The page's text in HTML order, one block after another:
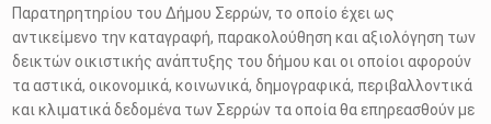
Παρατηρητηρίου του Δήμου Σερρών, το οποίο έχει ως
αντικείμενο την καταγραφή, παρακολούθηση και αξιολόγηση των
δεικτών οικιστικής ανάπτυξης του δήμου και οι οποίοι αφορούν
τα αστικά, οικονομικά, κοινωνικά, δημογραφικά, περιβαλλοντικά
και κλιματικά δεδομένα των Σερρών τα οποία θα επηρεασθούν με